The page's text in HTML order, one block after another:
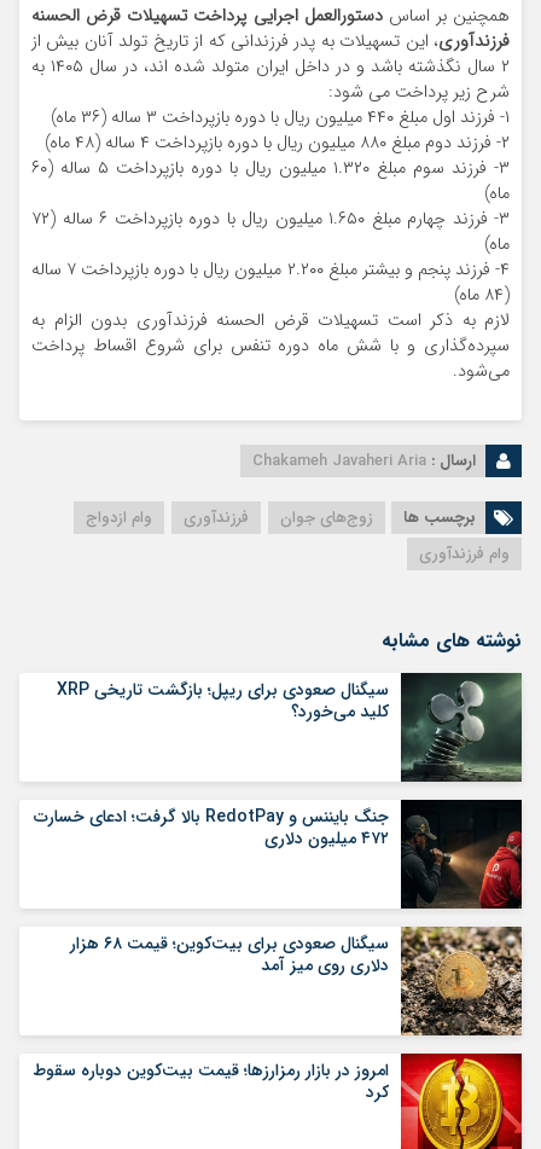
همچنین بر اساسدستورالعمل اجرایی پرداخت تسهیلات قرض الحسنه
فرزندآوری، این تسهیلات به پدر فرزندانی که از تاریخ تولد آنان بیش از
۲ سال نگذشته باشد و در داخل ایران متولد شده اند، در سال ۱۴۰۵ به
شرح زیر پرداخت می شود:
۱- فرزند اول مبلغ ۴۴۰ میلیون ریال با دوره بازپرداخت ۳ ساله (۳۶ ماه)
۲- فرزند دوم مبلغ ۸۸۰ میلیون ریال با دوره بازپرداخت ۴ ساله (۴۸ ماه)
۳- فرزند سوم مبلغ ۱.۳۲۰ میلیون ریال با دوره بازپرداخت ۵ ساله (۶۰
ماه)
۳- فرزند چهارم مبلغ ۱.۶۵۰ میلیون ریال با دوره بازپرداخت ۶ ساله (۷۲
ماه)
۴- فرزند پنجم و بیشتر مبلغ ۲.۲۰۰ میلیون ریال با دوره بازپرداخت ۷ ساله
(۸۴ ماه)
لازم به ذکر است تسهیلات قرض الحسنه فرزندآوری بدون الزام به
سپرده‌گذاری و با شش ماه دوره تنفس برای شروع اقساط پرداخت
می‌شود.
ارسال : Chakameh Javaheri Aria
برچسب ها زوج‌های جوان فرزندآوری
وام ازدواج
وام فرزندآوری
نوشته های مشابه
سیگنال صعودی برای ریپل؛ بازگشت تاریخی XRP
کلید می‌خورد؟
جنگ بایننس و RedotPay بالا گرفت؛ ادعای خسارت
۴۷۲ میلیون دلاری
سیگنال صعودی برای بیت‌کوین؛ قیمت ۶۸ هزار
دلاری روی میز آمد
امروز در بازار رمزارزها؛ قیمت بیت‌کوین دوباره سقوط
کرد